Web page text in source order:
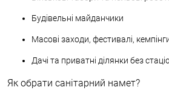
Будівельні майданчики
Масові заходи, фестивалі,
Дачі та приватні ділянки без
Як обрати санітарний намет?